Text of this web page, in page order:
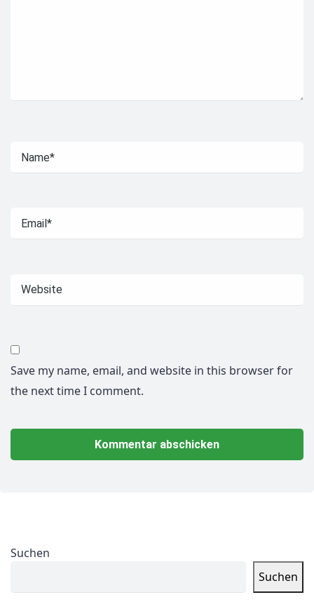
Save my name, email, and website in this browser for
the next time I comment.
Suchen
Suchen